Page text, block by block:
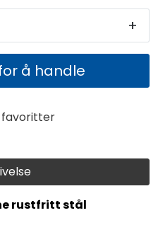
rustfritt stål
+
å handle
favoritter